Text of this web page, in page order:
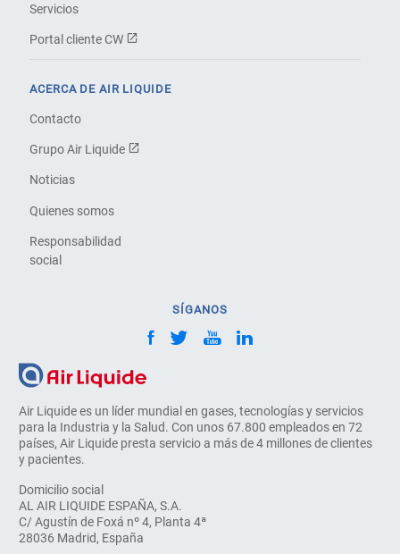
Air Liquide es un líder mundial en gases, tecnologías y servicios
para la Industria y la Salud. Con unos 67.800 empleados en 72
países, Air Liquide presta servicio a más de 4 millones de clientes
y pacientes.
Domicilio social
AL AIR LIQUIDE ESPAÑA, S.A.
C/ Agustín de Foxá nº 4, Planta 4ª
28036 Madrid, España
Servicios
Portal cliente CW
ACERCA DE AIR LIQUIDE
Contacto
Grupo Air Liquide
Noticias
Quienes somos
Responsabilidad
social
SÍGANOS